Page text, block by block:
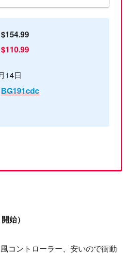
$154.99
$110.99
14日
BG191cdc
始）
コントローラー、安いので衝動